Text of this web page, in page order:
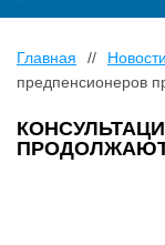
Главная // Новости
предпенсионеров